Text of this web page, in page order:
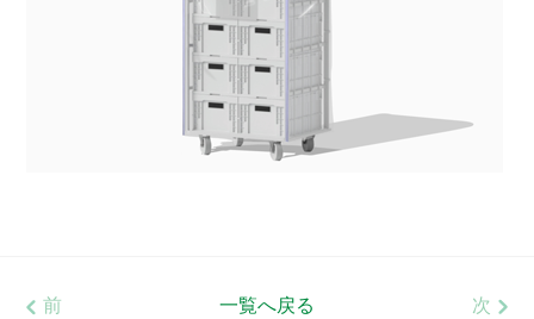
前 一覧へ戻る 次